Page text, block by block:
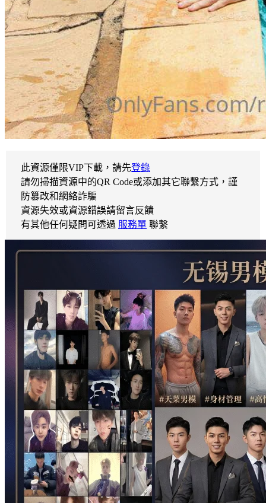
此資源僅限VIP下載，請先登錄
請勿掃描資源中的QR Code或添加其它聯繫方式，謹
防篡改和網絡詐騙
資源失效或資源錯誤請留言反饋
有其他任何疑問可透過 服務單 聯繫